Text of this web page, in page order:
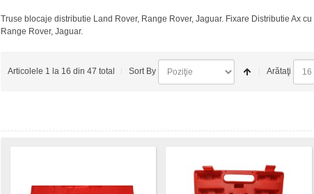
Truse blocaje distributie Land Rover, Range Rover, Jaguar. Fixare Distributie Ax
Range Rover, Jaguar.
Articolele 1 la 16 din 47 total Sort By Arătaţi